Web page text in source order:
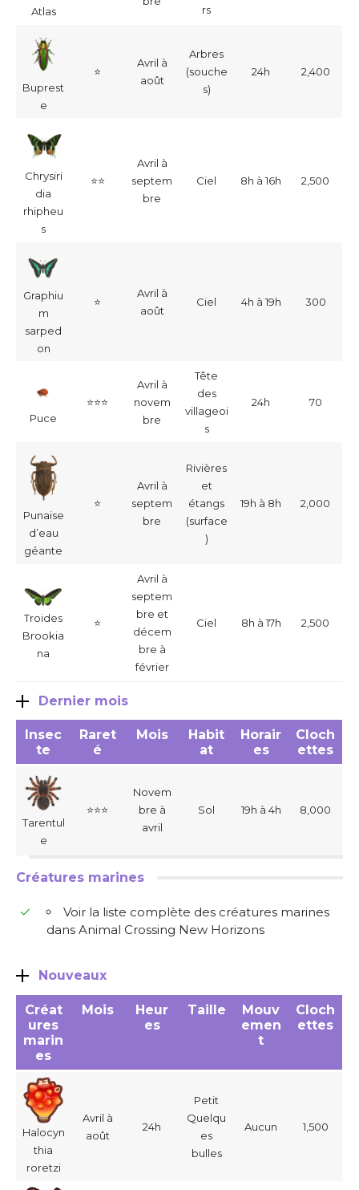
Atlas
rs
Buprest
e
⭐
Avril à
août
Arbres
(souche
s)
24h 2,400
Chrysiri
dia
rhipheu
s
⭐⭐
Avril à
septem
bre
Ciel 8h à 16h 2,500
Graphiu
m
sarped
on
⭐
Avril à
août
Ciel 4h à 19h 300
Puce
⭐⭐⭐
Avril à
novem
bre
Tête
des
villageoi
s
24h 70
Punaise
d’eau
géante
⭐
Avril à
septem
bre
Rivières
et
étangs
(surface
)
19h à 8h 2,000
Troides
Brookia
na
⭐
Avril à
septem
bre et
décem
bre à
février
Ciel 8h à 17h 2,500
Dernier mois
Insec
te
Raret
é
Mois
Habit
at
Horair
es
Cloch
ettes
Tarentul
e
⭐⭐⭐
Novem
bre à
avril
Sol 19h à 4h 8,000
Créatures marines
Voir la liste complète des créatures marines
dans Animal Crossing New Horizons
Nouveaux
Créat
ures
marin
es
Mois
Heur
es
Taille
Mouv
emen
t
Cloch
ettes
Halocyn
thia
roretzi
Avril à
août
24h
Petit
Quelqu
es
bulles
Aucun 1,500